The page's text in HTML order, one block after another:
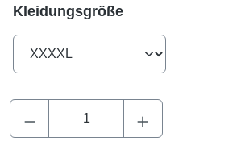
Kleidungsgrößeauswählen
Produkt Anzahl: Gib den